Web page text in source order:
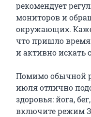
рекомендует
мониторов и
окружающих.
что пришло время
и активно искать
Помимо обычной
июля отлично
здоровья: йога,
включите режим